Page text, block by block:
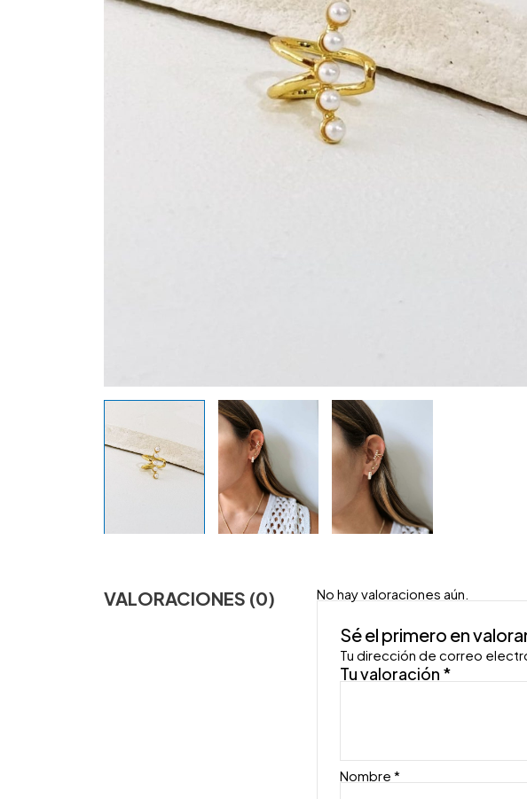
VALORACIONES (0) No hay valoraciones aún.
Sé el primero en
Tu dirección de correo
Tu valoración *
Nombre*